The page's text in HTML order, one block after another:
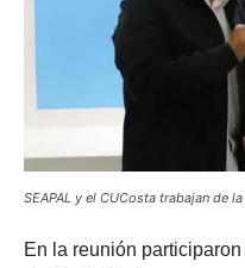
SEAPAL y el CUCosta trabajan de
En la reunión participaron